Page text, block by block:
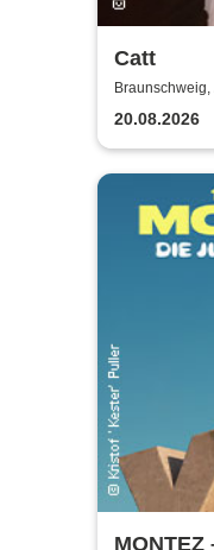
Catt
20.08.2026
MONTEZ